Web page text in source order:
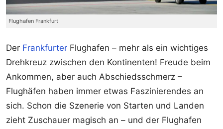
Flughafen Frankfurt
Der Frankfurter Flughafen – mehr als ein wichtiges
Drehkreuz zwischen den Kontinenten! Freude beim
Ankommen, aber auch Abschiedsschmerz –
Flughäfen haben immer etwas Faszinierendes an
sich. Schon die Szenerie von Starten und Landen
zieht Zuschauer magisch an – und der Flughafen